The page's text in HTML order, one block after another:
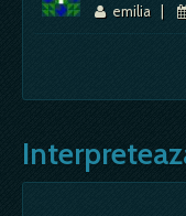
emilia |